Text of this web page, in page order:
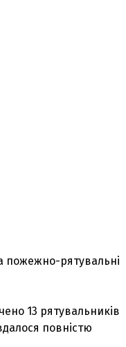
пожежно-рятувальні
13 рятувальників
повністю